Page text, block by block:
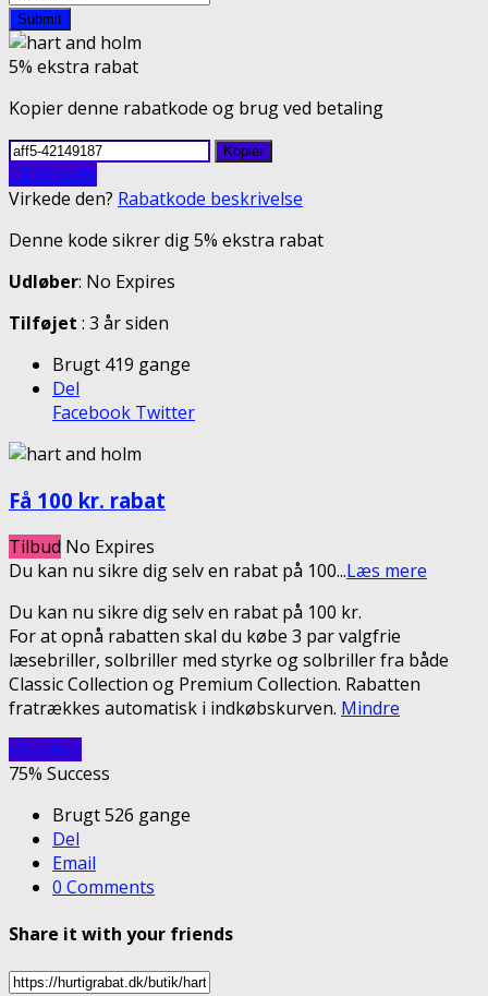
Submit
5% ekstra rabat
Kopier denne rabatkode og brug ved betaling
Kopier
Gå til butik
Virkede den? Rabatkode beskrivelse
Denne kode sikrer dig 5% ekstra rabat
Udløber: No Expires
Tilføjet : 3 år siden
Brugt 419 gange
Del
Facebook Twitter
Få 100 kr. rabat
Tilbud No Expires
Du kan nu sikre dig selv en rabat på 100...Læs mere
Du kan nu sikre dig selv en rabat på 100 kr.
For at opnå rabatten skal du købe 3 par valgfrie
læsebriller, solbriller med styrke og solbriller fra både
Classic Collection og Premium Collection. Rabatten
fratrækkes automatisk i indkøbskurven. Mindre
Vis rabat
75% Success
Brugt 526 gange
Del
Email
0 Comments
Share it with your friends